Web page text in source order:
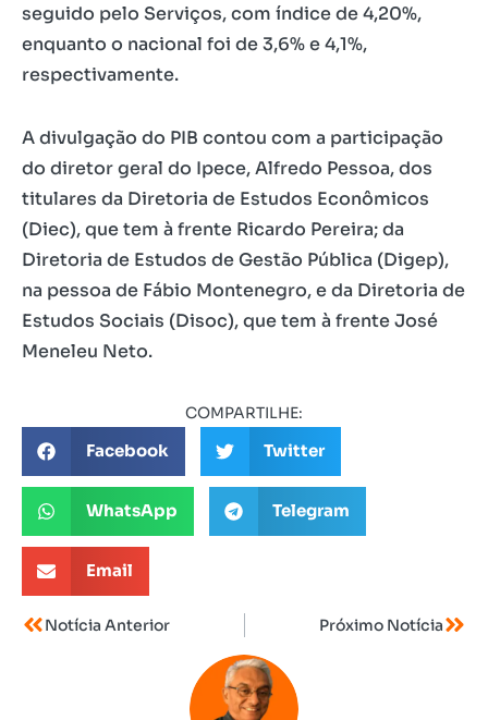
seguido pelo Serviços, com índice de 4,20%,
enquanto o nacional foi de 3,6% e 4,1%,
respectivamente.
A divulgação do PIB contou com a participação
do diretor geral do Ipece, Alfredo Pessoa, dos
titulares da Diretoria de Estudos Econômicos
(Diec), que tem à frente Ricardo Pereira; da
Diretoria de Estudos de Gestão Pública (Digep),
na pessoa de Fábio Montenegro, e da Diretoria de
Estudos Sociais (Disoc), que tem à frente José
Meneleu Neto.
COMPARTILHE:
Facebook Twitter
WhatsApp Telegram
Email
Notícia Anterior Próximo Notícia